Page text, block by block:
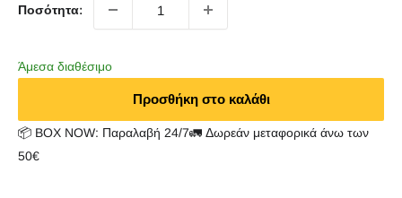
Ποσότητα:
Άμεσα διαθέσιμο
Προσθήκη στο καλάθι
📦 BOX NOW: Παραλαβή 24/7🚛 Δωρεάν μεταφορικά άνω των
50€